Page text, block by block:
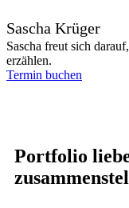
Sascha Krüger
Sascha freut sich
erzählen.
Termin buchen
Portfolio